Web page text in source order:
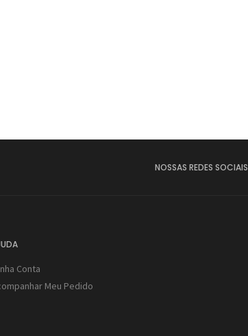
NOSSAS REDES SOCIAIS
Conta
Meu Pedido